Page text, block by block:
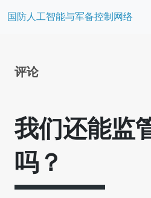
国防人工智能与军备控制网络
评论
我们还能监
吗？